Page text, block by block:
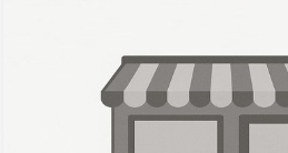
した。子供が座薬を嫌がり暴れ
訳ないと思って躊躇したものの
いしますっと頼むことができま